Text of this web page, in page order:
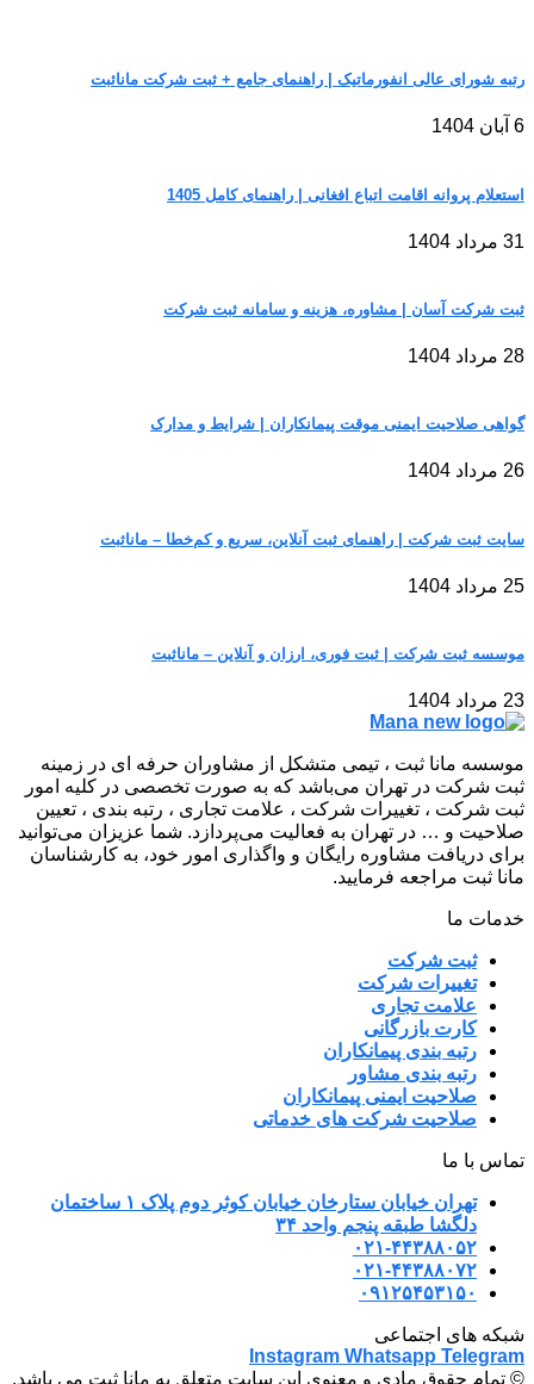
رتبه شورای عالی انفورماتیک | راهنمای جامع + ثبت شرکت مانا‌ثبت
6 آبان 1404
استعلام پروانه اقامت اتباع افغانی | راهنمای کامل 1405
31 مرداد 1404
ثبت شرکت آسان | مشاوره، هزینه و سامانه ثبت شرکت
28 مرداد 1404
گواهی صلاحیت ایمنی موقت پیمانکاران | شرایط و مدارک
26 مرداد 1404
سایت ثبت شرکت | راهنمای ثبت آنلاین، سریع و کم‌خطا – مانا‌ثبت
25 مرداد 1404
موسسه ثبت شرکت | ثبت فوری، ارزان و آنلاین – مانا‌ثبت
23 مرداد 1404
موسسه مانا ثبت ، تیمی متشکل از مشاوران حرفه ای در زمینه
ثبت شرکت در تهران می‌باشد که به صورت تخصصی در کلیه امور
ثبت شرکت ، تغییرات شرکت ، علامت تجاری ، رتبه بندی ، تعیین
صلاحیت و … در تهران به فعالیت می‌پردازد. شما عزیزان می‌توانید
برای دریافت مشاوره رایگان و واگذاری امور خود، به کارشناسان
مانا ثبت مراجعه فرمایید.
خدمات ما
ثبت شرکت
تغییرات شرکت
علامت تجاری
کارت بازرگانی
رتبه بندی پیمانکاران
رتبه بندی مشاور
صلاحیت ایمنی پیمانکاران
صلاحیت شرکت های خدماتی
تماس با ما
تهران خیابان ستارخان خیابان کوثر دوم پلاک ۱ ساختمان
دلگشا طبقه پنجم واحد ۳۴
۰۲۱-۴۴۳۸۸۰۵۲
۰۲۱-۴۴۳۸۸۰۷۲
۰۹۱۲۵۴۵۳۱۵۰
شبکه های اجتماعی
Instagram Whatsapp Telegram
© تمام حقوق مادی و معنوی این سایت متعلق به مانا ثبت می باشد.